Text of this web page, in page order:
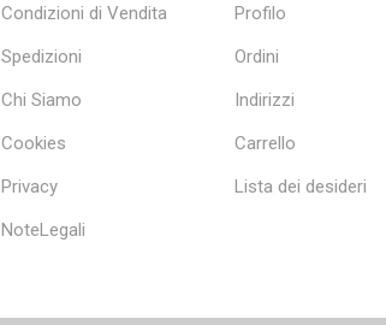
Condizioni di Vendita
Spedizioni
Chi Siamo
Cookies
Privacy
NoteLegali
Profilo
Ordini
Indirizzi
Carrello
Lista dei desideri